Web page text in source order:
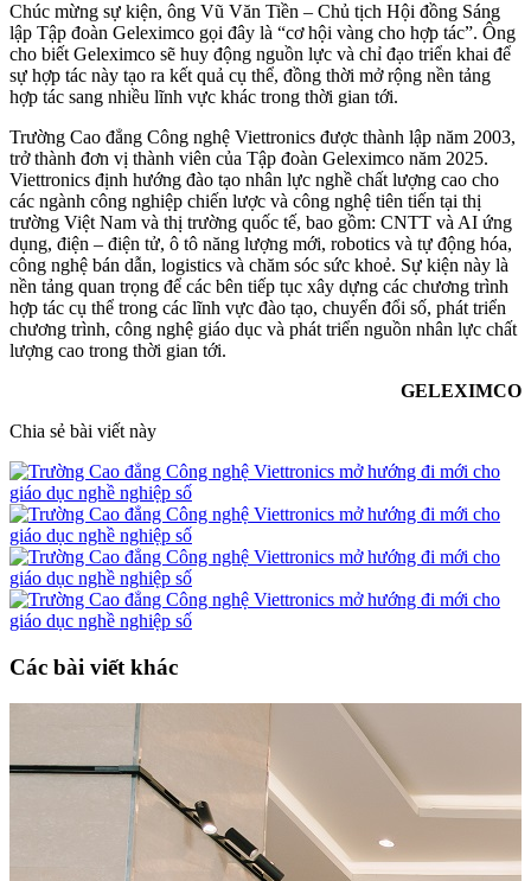
Chúc mừng sự kiện, ông Vũ Văn Tiền – Chủ tịch Hội đồng Sáng
lập Tập đoàn Geleximco gọi đây là “cơ hội vàng cho hợp tác”. Ông
cho biết Geleximco sẽ huy động nguồn lực và chỉ đạo triển khai để
sự hợp tác này tạo ra kết quả cụ thể, đồng thời mở rộng nền tảng
hợp tác sang nhiều lĩnh vực khác trong thời gian tới.
Trường Cao đẳng Công nghệ Viettronics được thành lập năm 2003,
trở thành đơn vị thành viên của Tập đoàn Geleximco năm 2025.
Viettronics định hướng đào tạo nhân lực nghề chất lượng cao cho
các ngành công nghiệp chiến lược và công nghệ tiên tiến tại thị
trường Việt Nam và thị trường quốc tế, bao gồm: CNTT và AI ứng
dụng, điện – điện tử, ô tô năng lượng mới, robotics và tự động hóa,
công nghệ bán dẫn, logistics và chăm sóc sức khoẻ. Sự kiện này là
nền tảng quan trọng để các bên tiếp tục xây dựng các chương trình
hợp tác cụ thể trong các lĩnh vực đào tạo, chuyển đổi số, phát triển
chương trình, công nghệ giáo dục và phát triển nguồn nhân lực chất
lượng cao trong thời gian tới.
GELEXIMCO
Chia sẻ bài viết này
Các bài viết khác